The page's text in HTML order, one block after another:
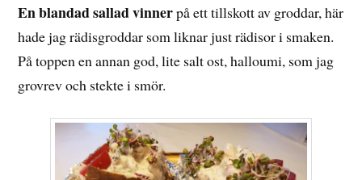
En blandad sallad vinnerpå ett tillskott av groddar, här
hade jag rädisgroddar som liknar just rädisor i smaken.
På toppen en annan god, lite salt ost, halloumi, som jag
grovrev och stekte i smör.